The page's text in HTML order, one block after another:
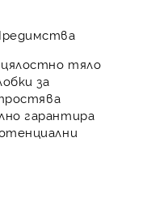
цялостно тяло
за
гарантира